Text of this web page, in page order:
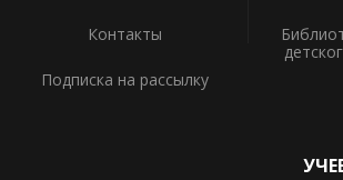
Контакты
Подписка на рассылку